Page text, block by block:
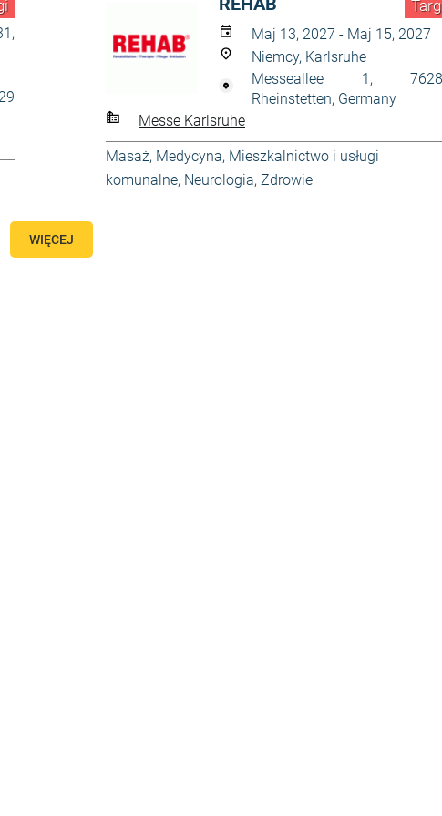
Maj 13, 2027 - Maj 15, 2027
Niemcy, Karlsruhe
Messeallee 1,
Rheinstetten, Germany
Messe Karlsruhe
Masaż, Medycyna, Mieszkalnictwo i usługi
komunalne, Neurologia, Zdrowie
WIĘCEJ